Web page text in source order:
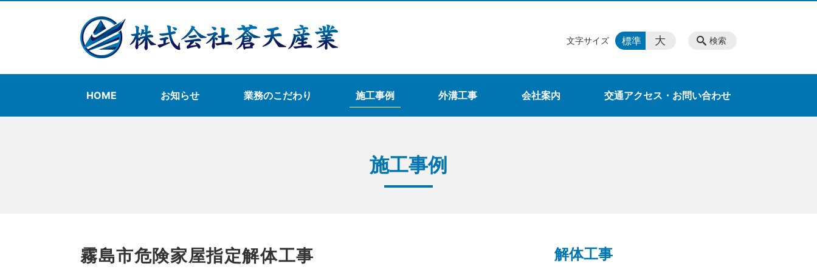
HOME お知らせ 業務のこだわり 施工事例 外溝工事 会社案内 交通アクセス・お問い合わせ
検索
文字サイズ 標準 大
施工事例
霧島市危険家屋指定解体工事 解体工事